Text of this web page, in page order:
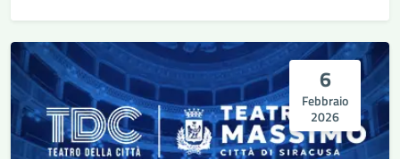
6
Febbraio
2026